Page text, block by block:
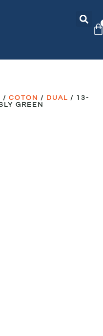
/COTON / DUAL / 13-
GREEN